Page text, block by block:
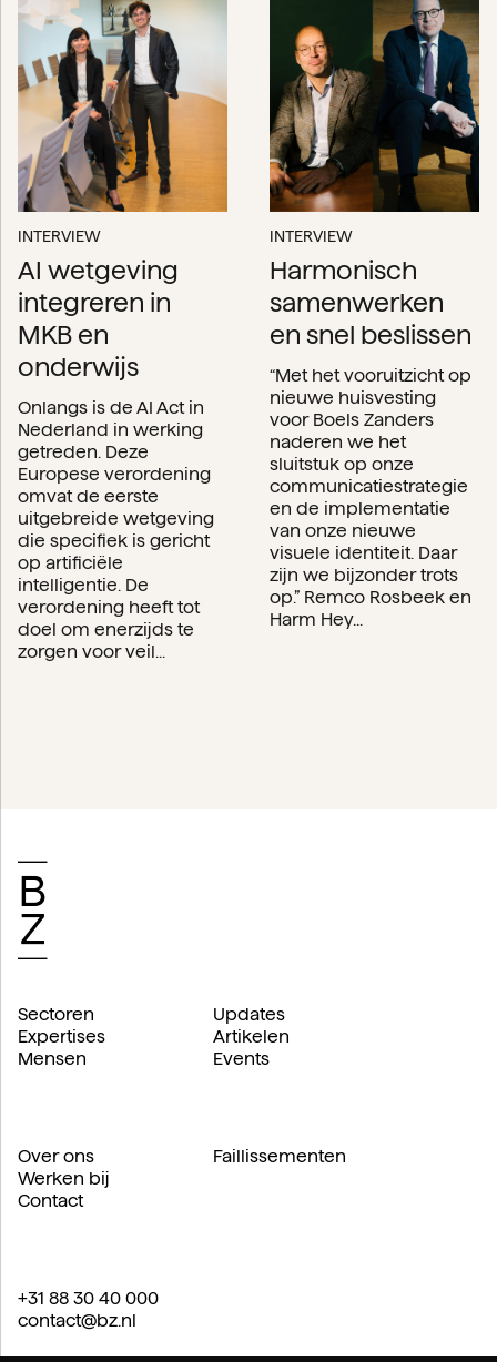
INTERVIEW
AI wetgeving
integreren in
MKB en
onderwijs
Onlangs is de AI Act in
Nederland in werking
getreden. Deze
Europese verordening
omvat de eerste
uitgebreide wetgeving
die specifiek is gericht
op artificiële
intelligentie. De
verordening heeft tot
doel om enerzijds te
zorgen voor veil...
INTERVIEW
Harmonisch
samenwerken
en snel beslissen
“Met het vooruitzicht op
nieuwe huisvesting
voor Boels Zanders
naderen we het
sluitstuk op onze
communicatiestrategie
en de implementatie
van onze nieuwe
visuele identiteit. Daar
zijn we bijzonder trots
op.” Remco Rosbeek en
Harm Hey...
Sectoren
Expertises
Mensen
Updates
Artikelen
Events
Over ons
Werken bij
Contact
Faillissementen
+31 88 30 40 000
contact@bz.nl